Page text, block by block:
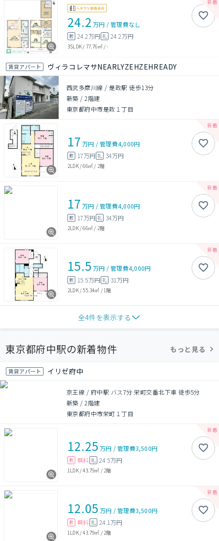
24.2 万円 /管理費なし
敷 24.2万円 礼 24.2万円
3SLDK / 77.76㎡/-
賃貸アパート ヴィラコレマサNEARLYZEHZEHREADY
西武多摩川線 / 是政駅 徒歩13分
新築 /2階建
東京都府中市是政１丁目
17 万円 /管理費4,000円
敷 17万円 礼 34万円
2LDK/66㎡ / 2階
17 万円 /管理費4,000円
敷 17万円 礼 34万円
2LDK/66㎡ / 2階
15.5 万円 /管理費4,000円
敷 15.5万円 礼 31万円
2LDK/55.34㎡ / 1階
全4件を表示する
東京都府中駅の新着物件 もっと見る
賃貸アパート イリゼ府中
京王線 / 府中駅 バス7分 栄町交番北下車 徒歩5分
新築 /2階建
東京都府中市栄町１丁目
12.25 万円 /管理費3,500円
敷 無料 礼 24.5万円
1LDK/43.79㎡ / 2階
12.05 万円 /管理費3,500円
敷 無料 礼 24.1万円
1LDK/43.79㎡ / 2階